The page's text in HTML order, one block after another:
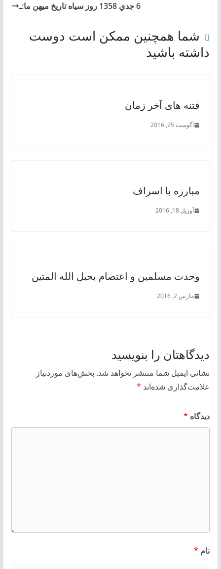
6 جدي 1358 روز سياه تاريخ ميهن ما:ـ
شما همچنین ممکن است دوست
داشته باشید
فتنه های آخر زمان
آگوست 25, 2016
مبارزه با اسراف
آوریل 18, 2016
وحدت مسلمین و اعتصام بحبل الله المتین
مارس 2, 2016
دیدگاهتان را بنویسید
نشانی ایمیل شما منتشر نخواهد شد. بخش‌های موردنیاز
علامت‌گذاری شده‌اند *
دیدگاه *
نام *